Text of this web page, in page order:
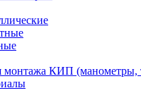
монтажа КИП (манометры,